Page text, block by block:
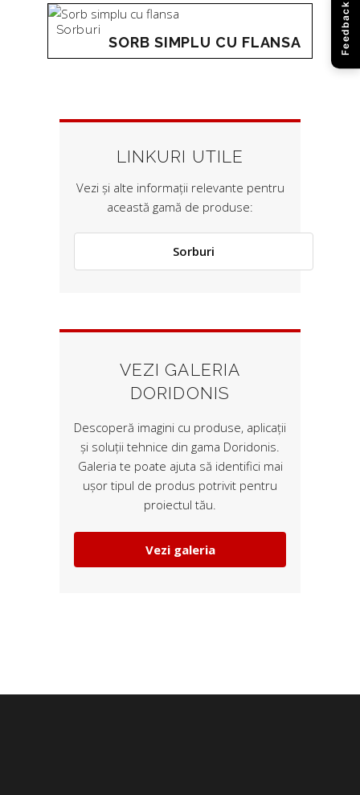
SORB SIMPLU CU FLANSA
Sorburi
LINKURI UTILE
Vezi și alte informații relevante pentru
această gamă de produse:
Sorburi
VEZI GALERIA
DORIDONIS
Descoperă imagini cu produse, aplicații
și soluții tehnice din gama Doridonis.
Galeria te poate ajuta să identifici mai
ușor tipul de produs potrivit pentru
proiectul tău.
Vezi galeria
Feedback